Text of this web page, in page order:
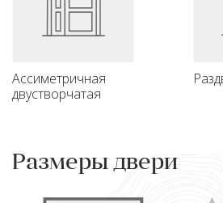
Ассиметричная
двустворчатая
Размеры двери